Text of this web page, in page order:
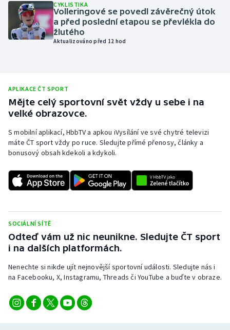
Plážový volejbal
Short track
Sportovní střelba
Stolní tenis
Triatlon
Veslování
Vodní slalom
Volejbal
CYKLISTIKA
Volleringové se povedl závěrečný útok
a před poslední etapou se převlékla do
žlutého
Aktualizováno před 12 hod
APLIKACE ČT SPORT
Mějte celý sportovní svět vždy u sebe i na
velké obrazovce.
S mobilní aplikací, HbbTV a apkou iVysílání ve své chytré televizi
máte ČT sport vždy po ruce. Sledujte přímé přenosy, články a
bonusový obsah kdekoli a kdykoli.
SOCIÁLNÍ SÍTĚ
Odteď vám už nic neunikne. Sledujte ČT sport
i na dalších platformách.
Nenechte si nikde ujít nejnovější sportovní události. Sledujte nás i
na Facebooku, X, Instagramu, Threads či YouTube a buďte v obraze.